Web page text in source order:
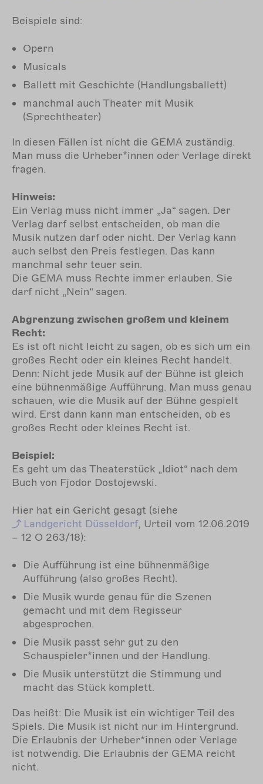
Beispiele sind:
Opern
Musicals
Ballett mit Geschichte (Handlungsballett)
manchmal auch Theater mit Musik
(Sprechtheater)
In diesen Fällen ist nicht die GEMA zuständig.
Man muss die Urheber*innen oder Verlage direkt
fragen.
Hinweis:
Ein Verlag muss nicht immer „Ja“ sagen. Der
Verlag darf selbst entscheiden, ob man die
Musik nutzen darf oder nicht. Der Verlag kann
auch selbst den Preis festlegen. Das kann
manchmal sehr teuer sein.
Die GEMA muss Rechte immer erlauben. Sie
darf nicht „Nein“ sagen.
Abgrenzung zwischen großem und kleinem
Recht:
Es ist oft nicht leicht zu sagen, ob es sich um ein
großes Recht oder ein kleines Recht handelt.
Denn: Nicht jede Musik auf der Bühne ist gleich
eine bühnenmäßige Aufführung. Man muss genau
schauen, wie die Musik auf der Bühne gespielt
wird. Erst dann kann man entscheiden, ob es
großes Recht oder kleines Recht ist.
Beispiel:
Es geht um das Theaterstück „Idiot“ nach dem
Buch von Fjodor Dostojewski.
Hier hat ein Gericht gesagt (siehe
Landgericht Düsseldorf, Urteil vom 12.06.2019
– 12 O 263/18):
Die Aufführung ist eine bühnenmäßige
Aufführung (also großes Recht).
Die Musik wurde genau für die Szenen
gemacht und mit dem Regisseur
abgesprochen.
Die Musik passt sehr gut zu den
Schauspieler*innen und der Handlung.
Die Musik unterstützt die Stimmung und
macht das Stück komplett.
Das heißt: Die Musik ist ein wichtiger Teil des
Spiels. Die Musik ist nicht nur im Hintergrund.
Die Erlaubnis der Urheber*innen oder Verlage
ist notwendig. Die Erlaubnis der GEMA reicht
nicht.